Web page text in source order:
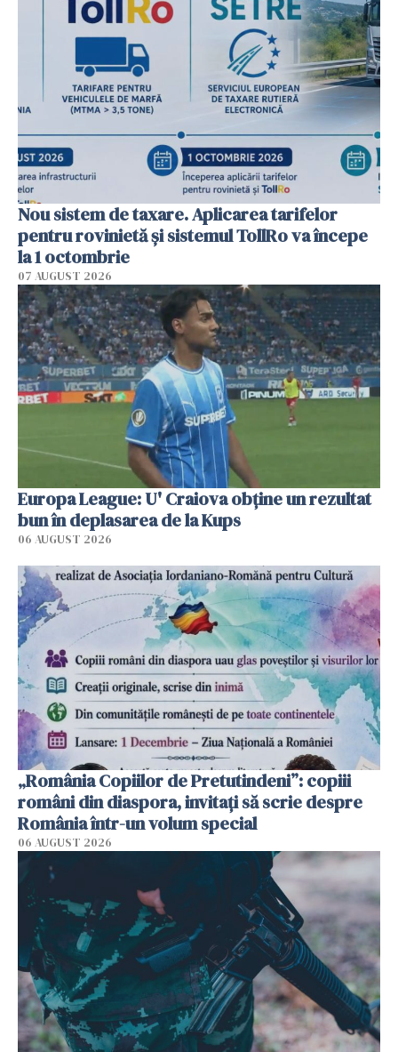
Nou sistem de taxare. Aplicarea tarifelor
pentru rovinietă şi sistemul TollRo va începe
la 1 octombrie
07 AUGUST 2026
Europa League: U' Craiova obține un rezultat
bun în deplasarea de la Kups
06 AUGUST 2026
„România Copiilor de Pretutindeni”: copiii
români din diaspora, invitați să scrie despre
România într-un volum special
06 AUGUST 2026